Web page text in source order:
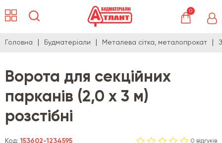
0
Головна Будматеріали Металева сітка, металопрокат
Ворота для секційних
парканів (2,0 х 3 м)
розстібні
Код:153602-1234595 0 відгуків